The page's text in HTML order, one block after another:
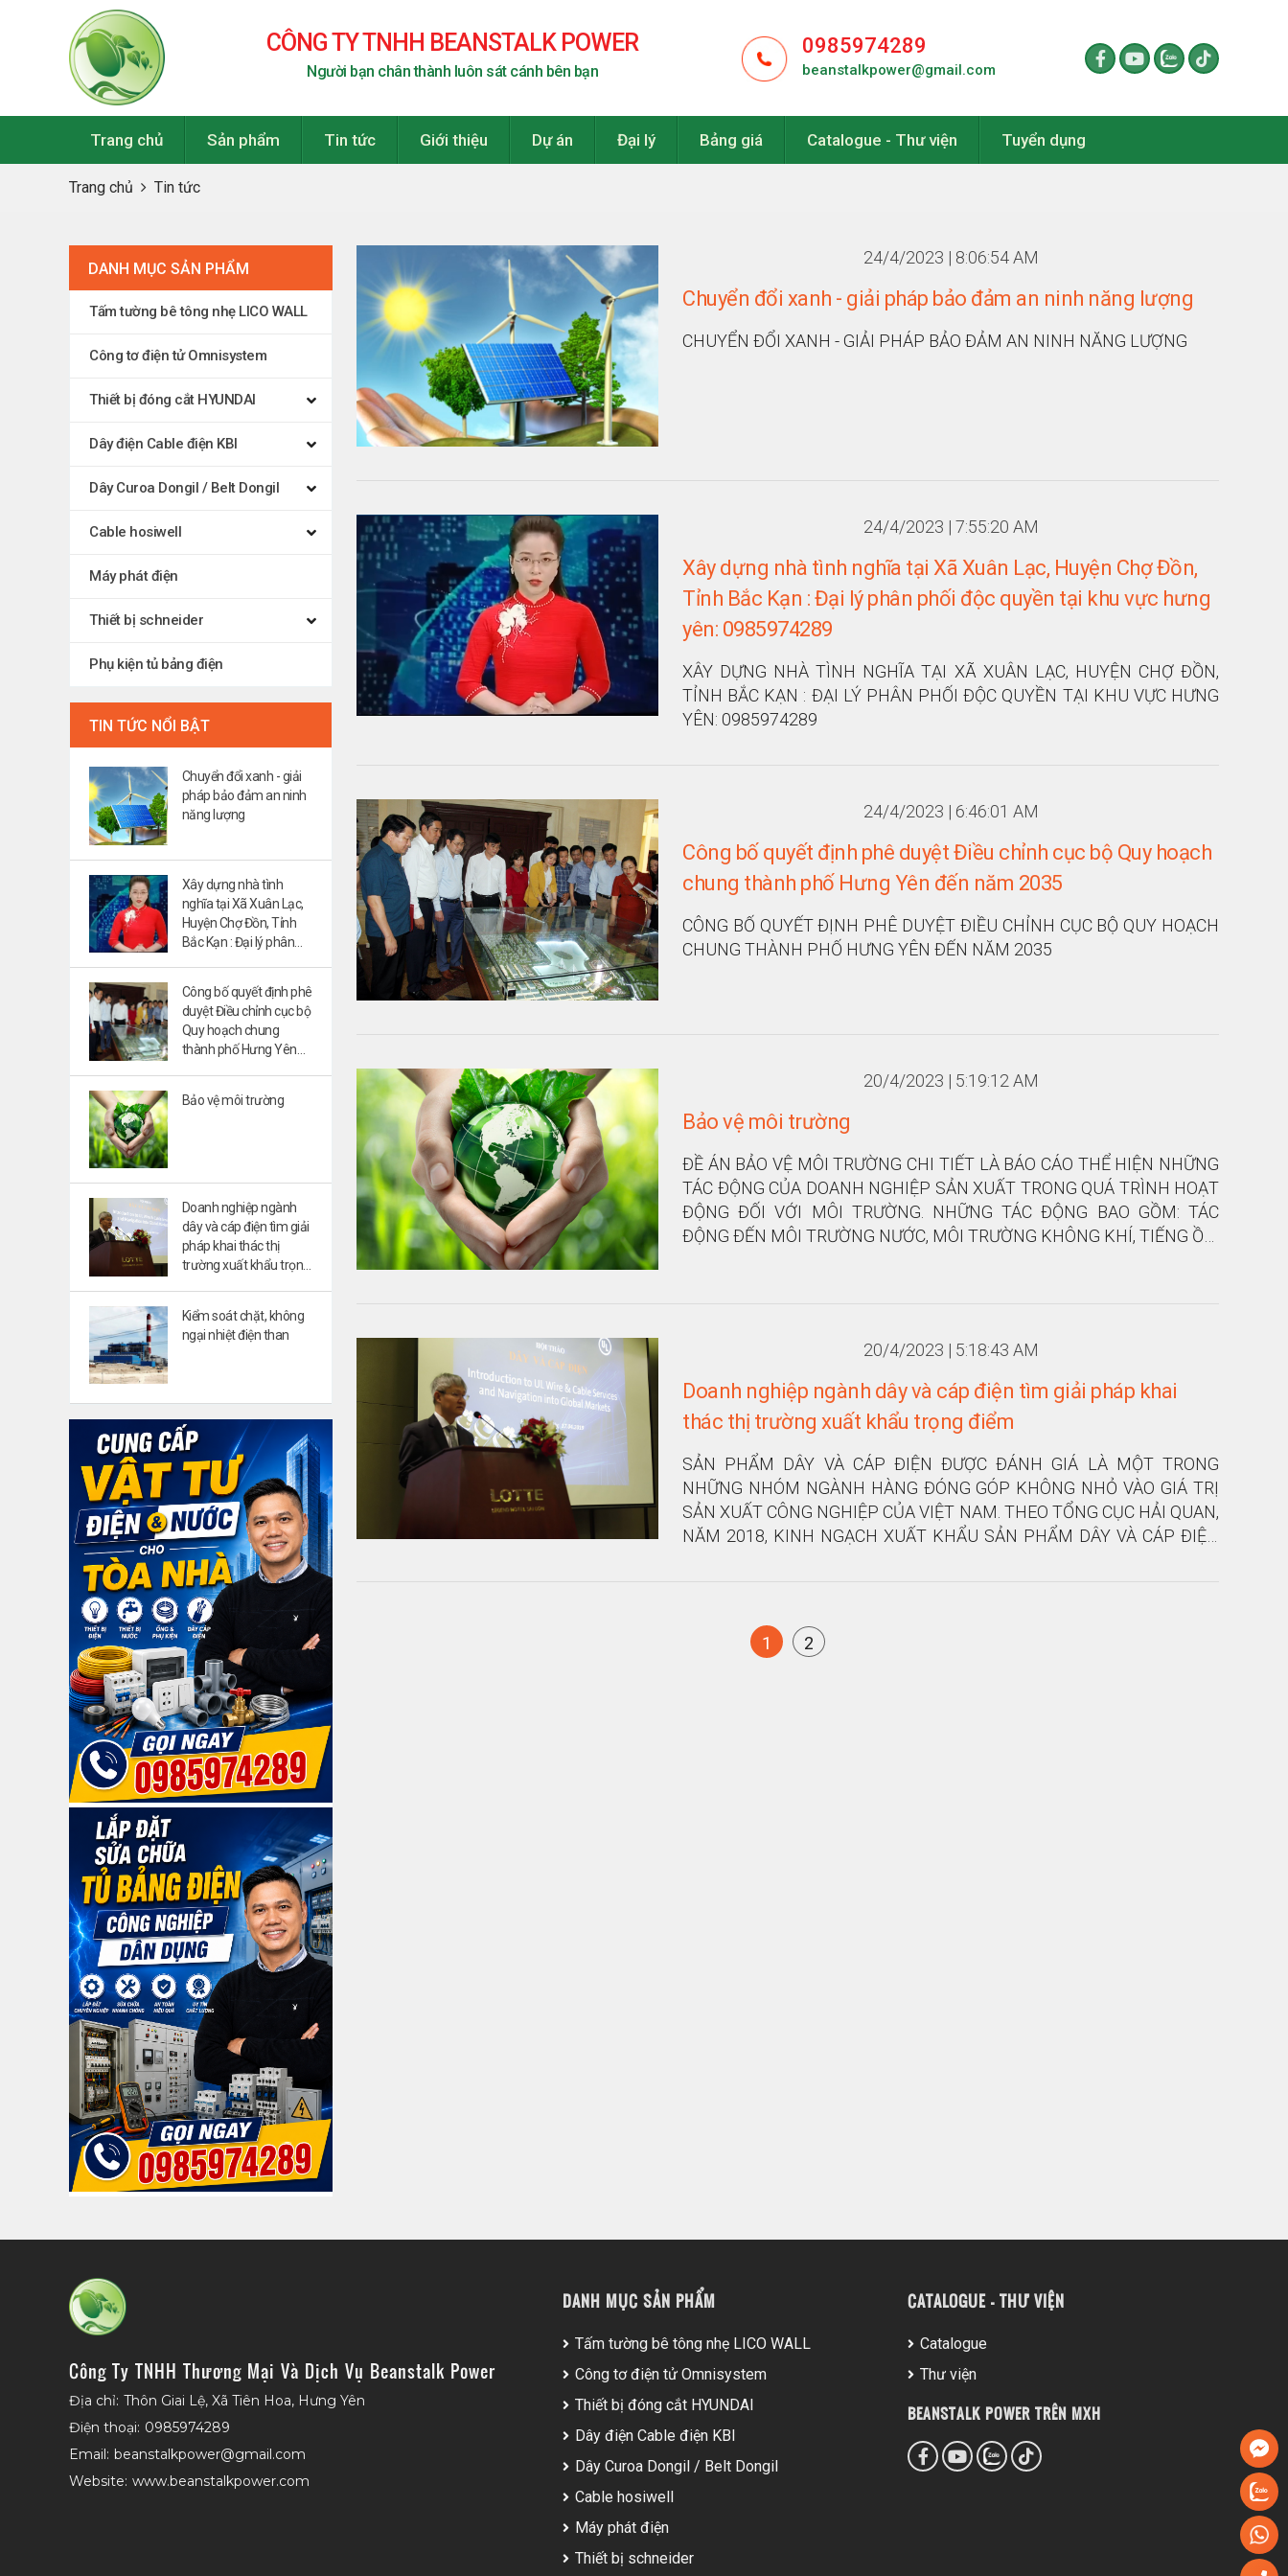
CÔNG TY TNHH BEANSTALK POWER
Người bạn chân thành luôn sát cánh bên bạn
0985974289
beanstalkpower@gmail.com
Trang chủ Sản phẩm Tin tức Giới thiệu Dự án Đại lý Bảng giá Catalogue - Thư viện Tuyển dụng
Trang chủ Tin tức
DANH MỤC SẢN PHẨM
Tấm tường bê tông nhẹ LICO WALL
Công tơ điện tử Omnisystem
Thiết bị đóng cắt HYUNDAI
Dây điện Cable điện KBI
Dây Curoa Dongil / Belt Dongil
Cable hosiwell
Máy phát điện
Thiết bị schneider
Phụ kiện tủ bảng điện
TIN TỨC NỔI BẬT
Chuyển đổi xanh - giải
pháp bảo đảm an ninh
năng lượng
Xây dựng nhà tình
nghĩa tại Xã Xuân Lạc,
Huyện Chợ Đồn, Tỉnh
Bắc Kạn : Đại lý phân
0985974289
Công bố quyết định phê
duyệt Điều chỉnh cục bộ
Quy hoạch chung
thành phố Hưng Yên
Bảo vệ môi trường
Doanh nghiệp ngành
dây và cáp điện tìm giải
pháp khai thác thị
trường xuất khẩu trọng
Kiểm soát chặt, không
ngại nhiệt điện than
24/4/2023 | 8:06:54 AM
Chuyển đổi xanh - giải pháp bảo đảm an ninh năng lượng
CHUYỂN ĐỔI XANH - GIẢI PHÁP BẢO ĐẢM AN NINH NĂNG LƯỢNG
24/4/2023 | 7:55:20 AM
Xây dựng nhà tình nghĩa tại Xã Xuân Lạc, Huyện Chợ Đồn,
Tỉnh Bắc Kạn : Đại lý phân phối độc quyền tại khu vực hưng
yên: 0985974289
XÂY DỰNG NHÀ TÌNH NGHĨA TẠI XÃ XUÂN LẠC, HUYỆN CHỢ ĐỒN,
TỈNH BẮC KẠN : ĐẠI LÝ PHÂN PHỐI ĐỘC QUYỀN TẠI KHU VỰC HƯNG
YÊN: 0985974289
24/4/2023 | 6:46:01 AM
Công bố quyết định phê duyệt Điều chỉnh cục bộ Quy hoạch
chung thành phố Hưng Yên đến năm 2035
CÔNG BỐ QUYẾT ĐỊNH PHÊ DUYỆT ĐIỀU CHỈNH CỤC BỘ QUY HOẠCH
CHUNG THÀNH PHỐ HƯNG YÊN ĐẾN NĂM 2035
20/4/2023 | 5:19:12 AM
Bảo vệ môi trường
ĐỀ ÁN BẢO VỆ MÔI TRƯỜNG CHI TIẾT LÀ BÁO CÁO THỂ HIỆN NHỮNG
TÁC ĐỘNG CỦA DOANH NGHIỆP SẢN XUẤT TRONG QUÁ TRÌNH HOẠT
ĐỘNG ĐỐI VỚI MÔI TRƯỜNG. NHỮNG TÁC ĐỘNG BAO GỒM: TÁC
ĐỘNG ĐẾN MÔI TRƯỜNG NƯỚC, MÔI TRƯỜNG KHÔNG KHÍ, TIẾNG ỒN,
20/4/2023 | 5:18:43 AM
Doanh nghiệp ngành dây và cáp điện tìm giải pháp khai
thác thị trường xuất khẩu trọng điểm
SẢN PHẨM DÂY VÀ CÁP ĐIỆN ĐƯỢC ĐÁNH GIÁ LÀ MỘT TRONG
NHỮNG NHÓM NGÀNH HÀNG ĐÓNG GÓP KHÔNG NHỎ VÀO GIÁ TRỊ
SẢN XUẤT CÔNG NGHIỆP CỦA VIỆT NAM. THEO TỔNG CỤC HẢI QUAN,
NĂM 2018, KINH NGẠCH XUẤT KHẨU SẢN PHẨM DÂY VÀ CÁP ĐIỆN
1 2
Công Ty TNHH Thương Mại Và Dịch Vụ Beanstalk Power
Địa chỉ: Thôn Giai Lệ, Xã Tiên Hoa, Hưng Yên
Điện thoại: 0985974289
Email: beanstalkpower@gmail.com
Website: www.beanstalkpower.com
DANH MỤC SẢN PHẨM
Tấm tường bê tông nhẹ LICO WALL
Công tơ điện tử Omnisystem
Thiết bị đóng cắt HYUNDAI
Dây điện Cable điện KBI
Dây Curoa Dongil / Belt Dongil
Cable hosiwell
Máy phát điện
Thiết bị schneider
CATALOGUE - THƯ VIỆN
Catalogue
Thư viện
BEANSTALK POWER TRÊN MXH